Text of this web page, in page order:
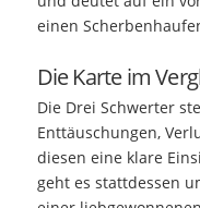
einen
Die Karte im
Die Drei Schwerter
Enttäuschungen,
diesen eine klare
geht es stattdessen